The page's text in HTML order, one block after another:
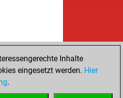
Inhalte
eingesetzt werden. Hier
.